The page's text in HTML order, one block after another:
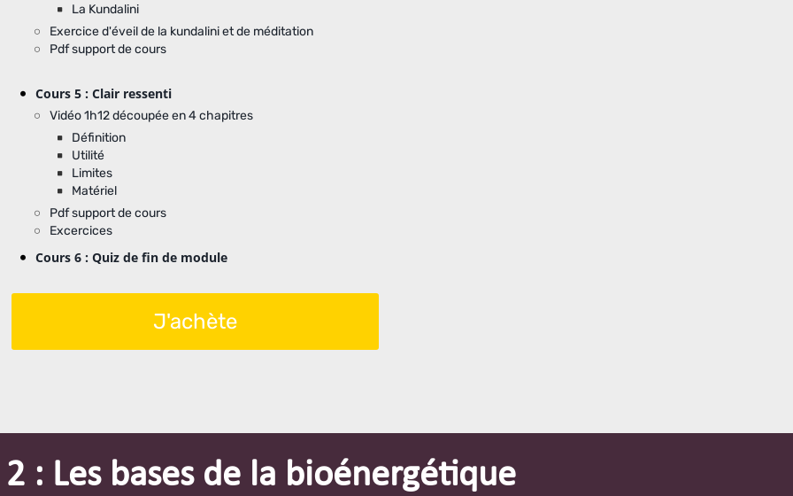
La Kundalini
Exercice d'éveil de la kundalini et de méditation
Pdf support de cours
Cours 5 : Clair ressenti
Vidéo 1h12 découpée en 4 chapitres
Définition
Utilité
Limites
Matériel
Pdf support de cours
Excercices
Cours 6 : Quiz de fin de module
J'achète
: Les bases de la bioénergétique